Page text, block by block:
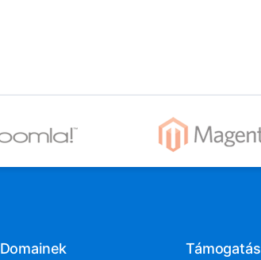
Domainek Támogatás